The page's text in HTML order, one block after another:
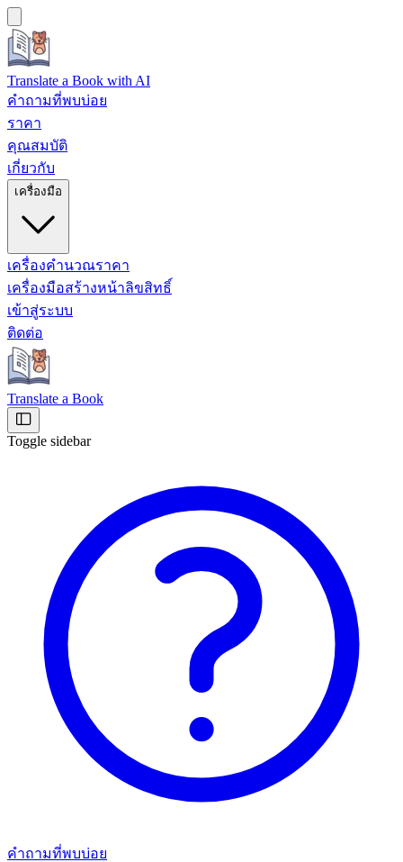
Translate a Book with AI
คำถามที่พบบ่อย
ราคา
คุณสมบัติ
เกี่ยวกับ
เครื่องมือ
เครื่องคำนวณราคา
เครื่องมือสร้างหน้าลิขสิทธิ์
เข้าสู่ระบบ
ติดต่อ
Translate a Book
Toggle sidebar
คำถามที่พบบ่อย